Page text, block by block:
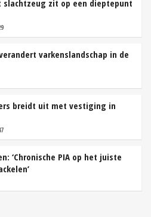
slachtzeug zit op een dieptepunt
varkenslandschap in de
breidt uit met vestiging in
‘Chronische PIA op het juiste